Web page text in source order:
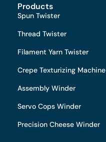
Products
Spun Twister
Thread Twister
Filament Yarn Twister
Crepe Texturizing Machine
Assembly Winder
Servo Cops Winder
Precision Cheese Winder